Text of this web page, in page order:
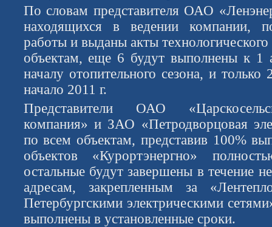
По словам представителя ОАО
находящихся в ведении компании,
работы и выданы акты
объектам, еще 6 будут выполнены к 1
началу отопительного сезона, и только
начало 2011 г.
Представители ОАО
компания» и ЗАО «Петродворцовая
по всем объектам, представив 100%
объектов «Курортэнергно»
остальные будут завершены в течение
адресам, закрепленным за
Петербургскими электрическими
выполнены в установленные сроки.